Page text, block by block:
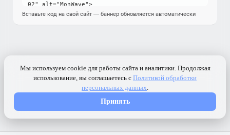
Вставьте код на свой сайт — баннер обновляется автоматически